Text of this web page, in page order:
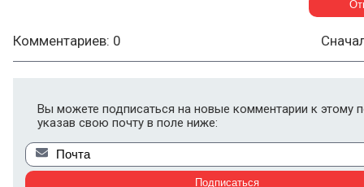
Комментариев: 0
Вы можете подписаться на новые комментарии к этому
указав свою почту в поле ниже: